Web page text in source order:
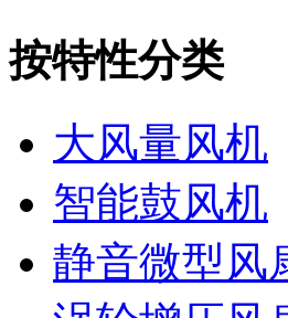
按特性分类
大风量风机
智能鼓风机
静音微型风